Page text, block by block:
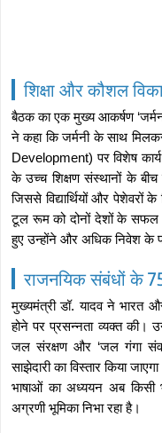
शिक्षा और कौशल
बैठक का एक मुख्य आकर्षण
ने कहा कि जर्मनी के साथ
Development) पर विशेष कार्य
के उच्च शिक्षण संस्थानों के बीच
जिससे विद्यार्थियों और पेशेवरों
टूल रूम को दोनों देशों के सफल
हुए उन्होंने और अधिक निवेश के
राजनयिक संबंधों के
मुख्यमंत्री डॉ. यादव ने भारत
होने पर प्रसन्नता व्यक्त की।
जल संरक्षण और ‘जल गंगा
साझेदारी का विस्तार किया
भाषाओं का अध्ययन अब
अग्रणी भूमिका निभा रहा है।